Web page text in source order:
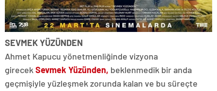
SEVMEK YÜZÜNDEN
Ahmet Kapucu yönetmenliğinde vizyona
girecek Sevmek Yüzünden, beklenmedik bir anda
geçmişiyle yüzleşmek zorunda kalan ve bu süreçte